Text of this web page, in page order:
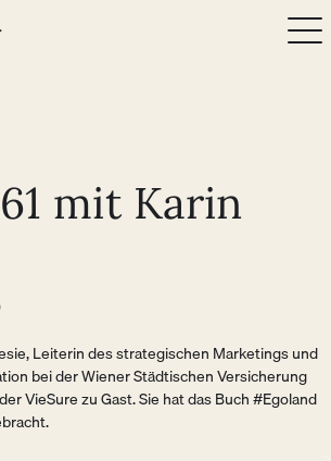
mit Karin
Leiterin des strategischen Marketings und
bei der Wiener Städtischen Versicherung
VieSure zu Gast. Sie hat das Buch #Egoland